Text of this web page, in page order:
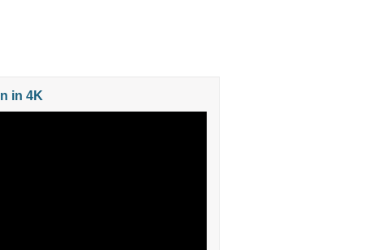
in 4K